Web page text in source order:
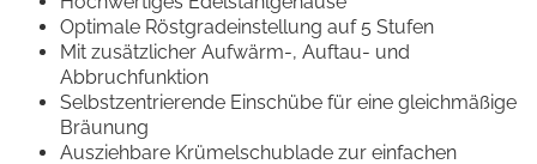
Optimale Röstgradeinstellung auf 5 Stufen
Mit zusätzlicher Aufwärm-, Auftau- und
Abbruchfunktion
Selbstzentrierende Einschübe für eine gleichmäßige
Bräunung
Ausziehbare Krümelschublade zur einfachen